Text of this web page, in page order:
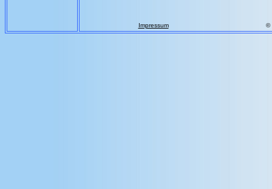
Impressum ©